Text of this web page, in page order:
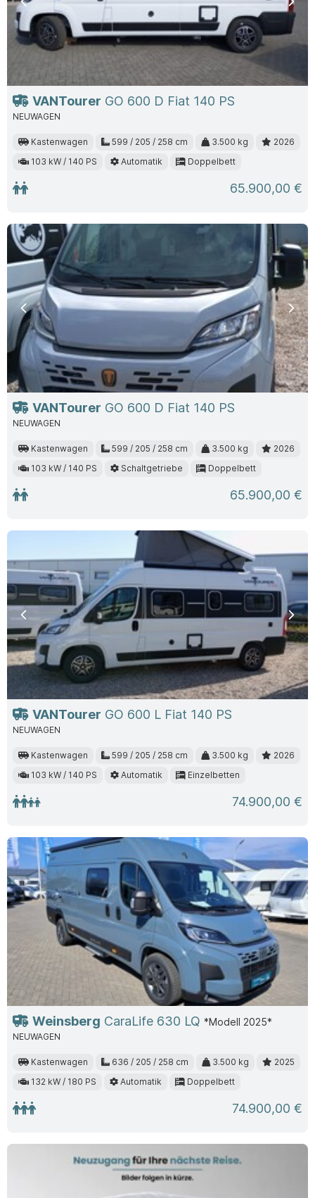
Previous
VANTourer GO 600 D Fiat 140 PS
NEUWAGEN
Kastenwagen 599 / 205 / 258 cm 3.500 kg
2026
103 kW / 140 PS
Automatik Doppelbett
65.900,00 €
Previous
VANTourer GO 600 D Fiat 140 PS
NEUWAGEN
Kastenwagen 599 / 205 / 258 cm 3.500 kg
2026
103 kW / 140 PS
Schaltgetriebe Doppelbett
65.900,00 €
Previous
VANTourer GO 600 L Fiat 140 PS
NEUWAGEN
Kastenwagen 599 / 205 / 258 cm 3.500 kg
2026
103 kW / 140 PS
Automatik Einzelbetten
74.900,00 €
Weinsberg CaraLife 630 LQ *Modell 2025*
NEUWAGEN
Kastenwagen 636 / 205 / 258 cm 3.500 kg
2025
132 kW / 180 PS
Automatik Doppelbett
74.900,00 €